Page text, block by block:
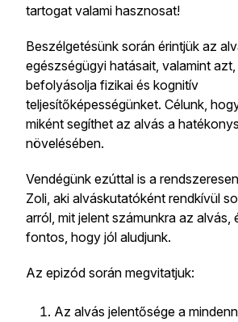
tartogat valami hasznosat!
Beszélgetésünk során érintjük az
egészségügyi hatásait, valamint
befolyásolja fizikai és kognitív
teljesítőképességünket. Célunk,
miként segíthet az alvás a
növelésében.
Vendégünk ezúttal is a
Zoli, aki alváskutatóként rendkívül
arról, mit jelent számunkra az alvás,
fontos, hogy jól aludjunk.
Az epizód során megvitatjuk:
Az alvás jelentősége a